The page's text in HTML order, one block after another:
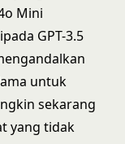
Mini
GPT-3.5
untuk
sekarang
yang tidak